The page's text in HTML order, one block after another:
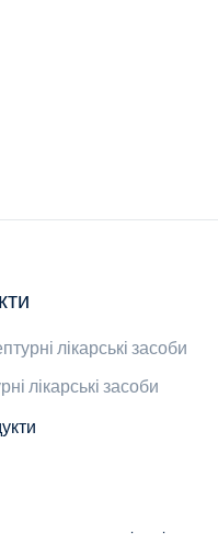
лікарські засоби
лікарські засоби